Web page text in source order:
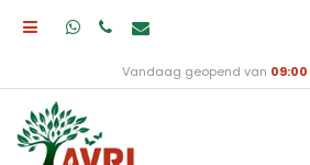
Vandaag geopend van 09:00